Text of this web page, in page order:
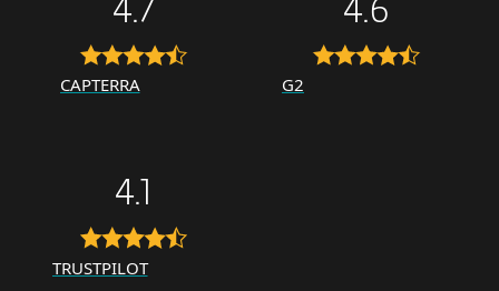
4.7
CAPTERRA
4.6
G2
4.1
TRUSTPILOT